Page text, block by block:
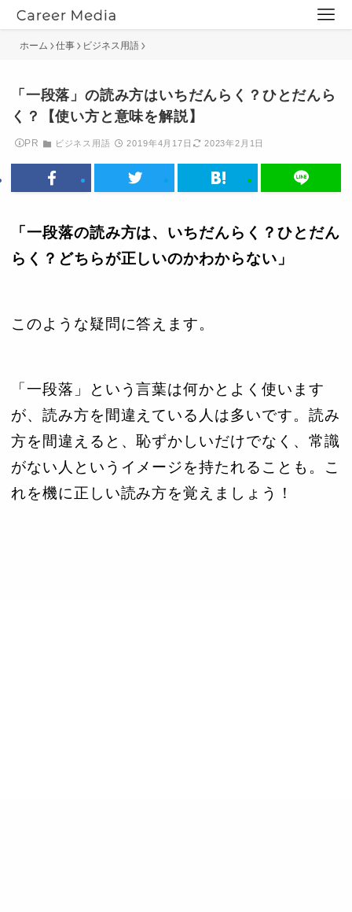
ホーム 仕事 ビジネス用語
「一段落」の読み方はいちだんらく？ひとだんら
く？【使い方と意味を解説】
PR ビジネス用語 2019年4月17日 2023年2月1日
「一段落の読み方は、いちだんらく？ひとだん
らく？どちらが正しいのかわからない」
このような疑問に答えます。
「一段落」という言葉は何かとよく使います
が、読み方を間違えている人は多いです。読み
方を間違えると、恥ずかしいだけでなく、常識
がない人というイメージを持たれることも。こ
れを機に正しい読み方を覚えましょう！